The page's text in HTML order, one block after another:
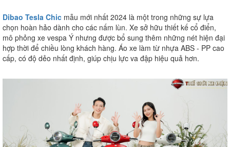
Dibao Tesla Chic mẫu mới nhất 2024 là một trong những sự lựa
chọn hoàn hảo dành cho các nấm lùn. Xe sở hữu thiết kế cổ điển,
mô phỏng xe vespa Ý nhưng được bổ sung thêm những nét hiện đại
hợp thời để chiều lòng khách hàng. Áo xe làm từ nhựa ABS - PP cao
cấp, có độ dẻo nhất định, giúp chịu lực va đập hiệu quả hơn.